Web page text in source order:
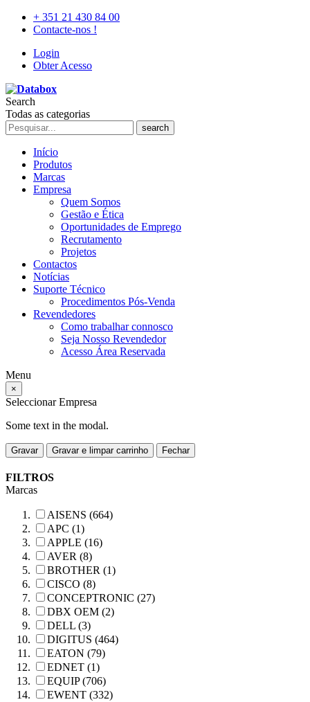
+ 351 21 430 84 00
Contacte-nos !
Login
Obter Acesso
Search
Todas as categorias
search
Início
Produtos
Marcas
Empresa
Quem Somos
Gestão e Ética
Oportunidades de Emprego
Recrutamento
Projetos
Contactos
Notícias
Suporte Técnico
Procedimentos Pós-Venda
Revendedores
Como trabalhar connosco
Seja Nosso Revendedor
Acesso Área Reservada
Menu
×
Seleccionar Empresa
Some text in the modal.
Gravar Gravar e limpar carrinho Fechar
FILTROS
Marcas
AISENS (664)
APC (1)
APPLE (16)
AVER (8)
BROTHER (1)
CISCO (8)
CONCEPTRONIC (27)
DBX OEM (2)
DELL (3)
DIGITUS (464)
EATON (79)
EDNET (1)
EQUIP (706)
EWENT (332)